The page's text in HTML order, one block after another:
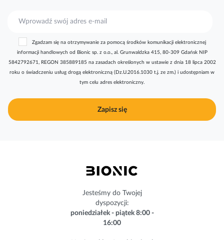
r
y
j
n
Zapisz się
Zgadzam się na otrzymywanie za pomocą środków komunikacji elektronicznej
informacji handlowych od Bionic sp. z o.o., al. Grunwaldzka 415, 80-309 Gdańsk NIP
5842792671, REGON 385889185 na zasadach określonych w ustawie z dnia 18 lipca 2002
roku o świadczeniu usług drogą elektroniczną (Dz.U.2016.1030 t.j. ze zm.) i udostępniam w
tym celu adres elektroniczny.
Jesteśmy do Twojej
dyspozycji:
poniedziałek - piątek 8:00 -
16:00